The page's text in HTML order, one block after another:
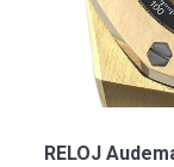
RELOJ